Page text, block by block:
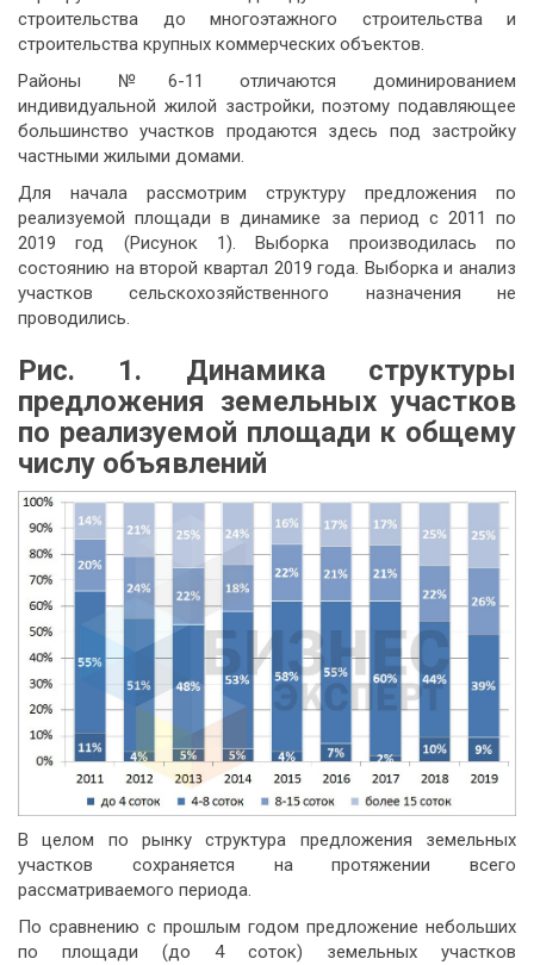
строительства до многоэтажного строительства и
строительства крупных коммерческих объектов.
Районы №6-11 отличаются доминированием
индивидуальной жилой застройки, поэтому подавляющее
большинство участков продаются здесь под застройку
частными жилыми домами.
Для начала рассмотрим структуру предложения по
реализуемой площади в динамике за период с 2011 по
2019 год (Рисунок 1). Выборка производилась по
состоянию на второй квартал 2019 года. Выборка и анализ
участков сельскохозяйственного назначения не
проводились.
Рис. 1. Динамика структуры
предложения земельных участков
по реализуемой площади к общему
числу объявлений
В целом по рынку структура предложения земельных
участков сохраняется на протяжении всего
рассматриваемого периода.
По сравнению с прошлым годом предложение небольших
по площади (до 4 соток) земельных участков